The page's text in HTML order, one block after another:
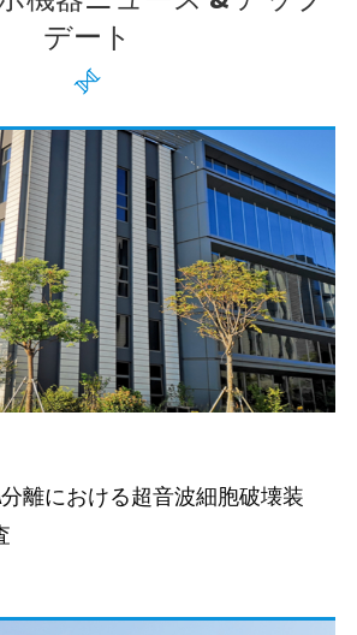
デート

分離における超音波細胞破壊装